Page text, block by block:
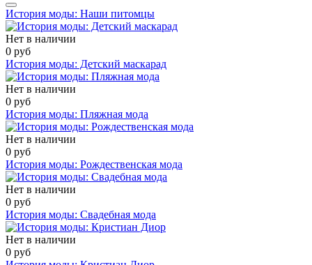
История моды: Наши питомцы
Нет в наличии
0 руб
История моды: Детский маскарад
Нет в наличии
0 руб
История моды: Пляжная мода
Нет в наличии
0 руб
История моды: Рождественская мода
Нет в наличии
0 руб
История моды: Свадебная мода
Нет в наличии
0 руб